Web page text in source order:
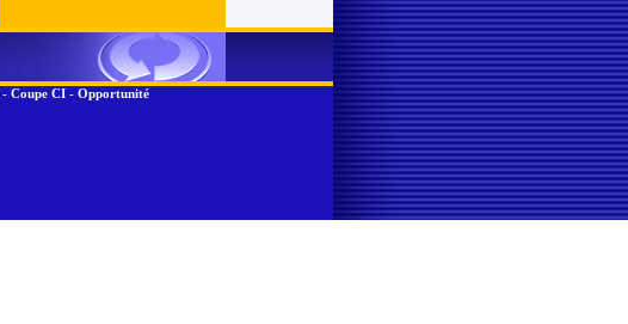
- Coupe CI - Opportunité